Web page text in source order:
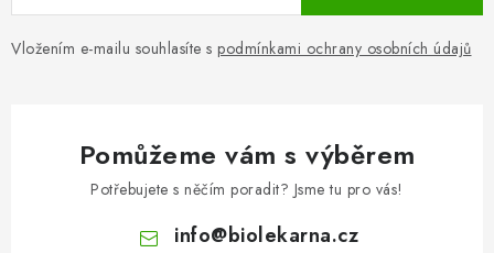
Vložením e-mailu souhlasíte s podmínkami ochrany osobních údajů
Pomůžeme vám s výběrem
Potřebujete s něčím poradit? Jsme tu pro vás!
info@biolekarna.cz